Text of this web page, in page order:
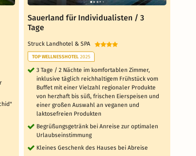
Sauerland für Individualisten / 3
Tage
Struck Landhotel & SPA
TOP WELLNESSHOTEL 2025
3 Tage / 2 Nächte im komfortablen Zimmer,
inklusive täglich reichhaltigem Frühstück vom
Buffet mit einer Vielzahl regionaler Produkte
von herzhaft bis süß, frischen Eierspeisen und
einer großen Auswahl an veganen und
laktosefreien Produkten
Begrüßungsgetränk bei Anreise zur optimalen
Urlaubseinstimmung
Kleines Geschenk des Hauses bei Abreise